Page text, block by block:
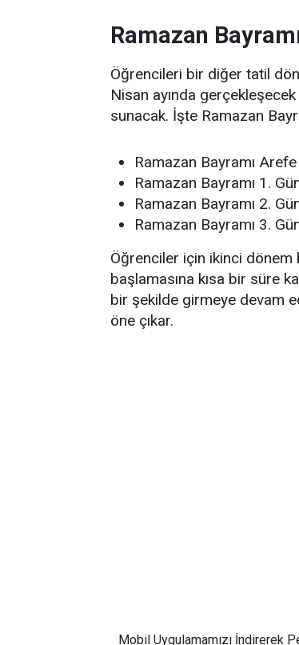
Ramazan
Öğrencileri bir diğer tatil
Nisan ayında
sunacak. İşte Ramazan
Ramazan Bayramı
Ramazan Bayramı 1.
Ramazan Bayramı 2.
Ramazan Bayramı 3.
Öğrenciler için ikinci dönem
başlamasına kısa bir süre
bir şekilde girmeye devam
öne çıkar.
Mobil Uygulamamızı İndirerek